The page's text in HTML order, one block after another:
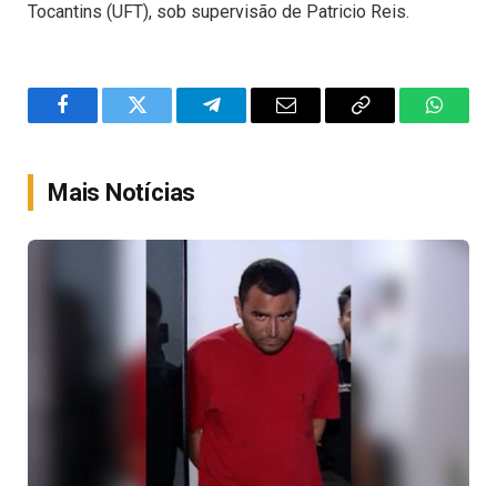
Tocantins (UFT), sob supervisão de Patricio Reis.
FacebookTwitter TelegramEmail
Copy
Mais Notícias